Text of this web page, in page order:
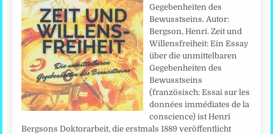
Gegebenheiten des
Bewusstseins. Autor:
Bergson, Henri. Zeit und
Willensfreiheit: Ein Essay
über die unmittelbaren
Gegebenheiten des
Bewusstseins
(französisch: Essai sur les
données immédiates de la
conscience) ist Henri
Bergsons Doktorarbeit, die erstmals 1889 veröffentlicht